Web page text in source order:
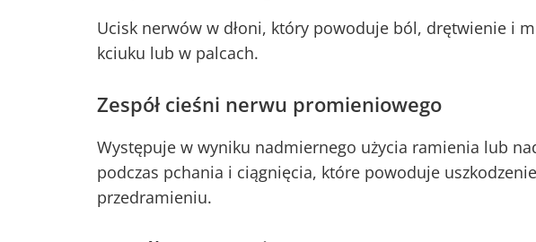
Ucisk nerwów w dłoni, który powoduje ból, drętwienie i
kciuku lub w palcach.
Zespół cieśni nerwu promieniowego
Występuje w wyniku nadmiernego użycia ramienia lub
podczas pchania i ciągnięcia, które powoduje
przedramieniu.